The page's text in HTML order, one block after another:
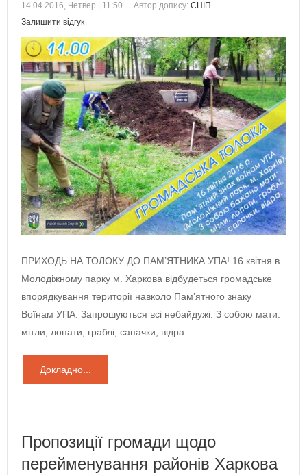
14.04.2016, Четвер | 11:50 Автор допису: СНІП
Залишити відгук
ПРИХОДЬ НА ТОЛОКУ ДО ПАМ’ЯТНИКА УПА! 16 квітня в
Молодіжному парку м. Харкова відбудеться громадське
впорядкування території навколо Пам’ятного знаку
Воїнам УПА. Запрошуються всі небайдужі. З собою мати:
мітли, лопати, граблі, сапачки, відра.…
Докладно...
Пропозиції громади щодо
перейменування районів Харкова